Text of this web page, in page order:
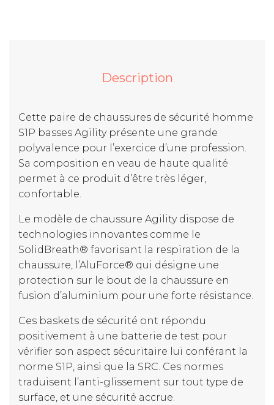
Description
Cette paire de chaussures de sécurité homme
S1P basses Agility présente une grande
polyvalence pour l’exercice d’une profession.
Sa composition en veau de haute qualité
permet à ce produit d’être très léger,
confortable.
Le modèle de chaussure Agility dispose de
technologies innovantes comme le
SolidBreath® favorisant la respiration de la
chaussure, l’AluForce® qui désigne une
protection sur le bout de la chaussure en
fusion d’aluminium pour une forte résistance.
Ces baskets de sécurité ont répondu
positivement à une batterie de test pour
vérifier son aspect sécuritaire lui conférant la
norme S1P, ainsi que la SRC. Ces normes
traduisent l’anti-glissement sur tout type de
surface, et une sécurité accrue.